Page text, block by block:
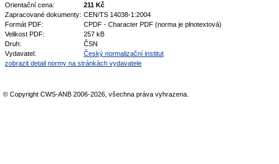
Orientační cena:
211 Kč
Zapracované dokumenty: CEN/TS 14038-1:2004
Formát PDF:
CPDF - Character PDF (norma je plnotextová)
Velikost PDF:
257 kB
Druh:
ČSN
Vydavatel:
Český normalizační institut
zobrazit detail normy na stránkách vydavatele
© Copyright CWS-ANB 2006-2026, všechna práva vyhrazena.